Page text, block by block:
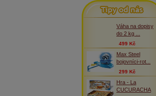
Tipy od nás
Váha na dopisy
do 2 kg ...
499 Kč
Max Steel
bojovníci-rot...
299 Kč
Hra - La
CUCURACHA